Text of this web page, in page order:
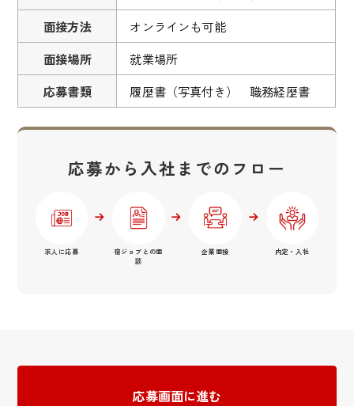
面接方法
オンラインも可能
面接場所
就業場所
応募書類
履歴書（写真付き） 職務経歴書
応募から入社までのフロー
求人に応募
宿ジョブとの面
談
企業面接 内定・入社
応募画面に進む